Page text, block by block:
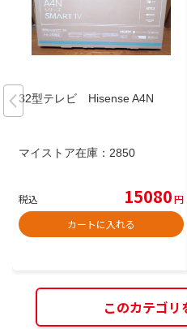
32型テレビ Hisense A4N
マイストア在庫： 2850
税込 15080円
カートに入れる
このカテゴリ